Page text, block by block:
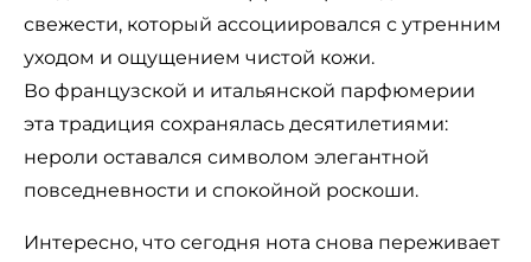
свежести, который ассоциировался с утренним
уходом и ощущением чистой кожи.
Во французской и итальянской парфюмерии
эта традиция сохранялась десятилетиями:
нероли оставался символом элегантной
повседневности и спокойной роскоши.
Интересно, что сегодня нота снова переживает